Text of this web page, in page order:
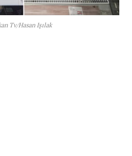
Tv/Hasan Işılak